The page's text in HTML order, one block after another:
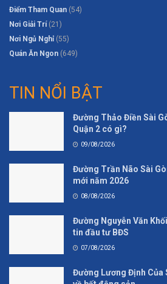
Điểm Tham Quan (54)
Nơi Giải Trí(21)
Nơi Ngủ Nghỉ (55)
Quán Ăn Ngon (649)
TIN NỔI BẬT
Đường Thảo Điền Sài
Quận 2 có gì?
09/08/2026
Đường Trần Não Sài
mới năm 2026
08/08/2026
Đường Nguyễn Văn
tin đầu tư BĐS
07/08/2026
Đường Lương Định Của